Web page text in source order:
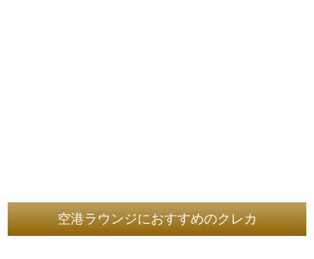
空港ラウンジにおすすめのクレカ